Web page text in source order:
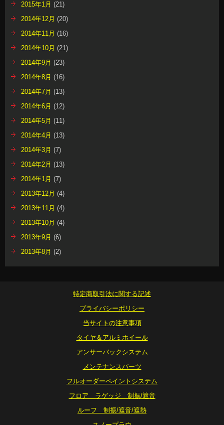
2015年1月 (21)
2014年12月 (20)
2014年11月 (16)
2014年10月 (21)
2014年9月 (23)
2014年8月 (16)
2014年7月 (13)
2014年6月 (12)
2014年5月 (11)
2014年4月 (13)
2014年3月 (7)
2014年2月 (13)
2014年1月 (7)
2013年12月 (4)
2013年11月 (4)
2013年10月 (4)
2013年9月 (6)
2013年8月 (2)
特定商取引法に関する記述
プライバシーポリシー
当サイトの注意事項
タイヤ＆アルミホイール
アンサーバックシステム
メンテナンスパーツ
フルオーダーペイントシステム
フロア ラゲッジ 制振/遮音
ルーフ 制振/遮音/遮熱